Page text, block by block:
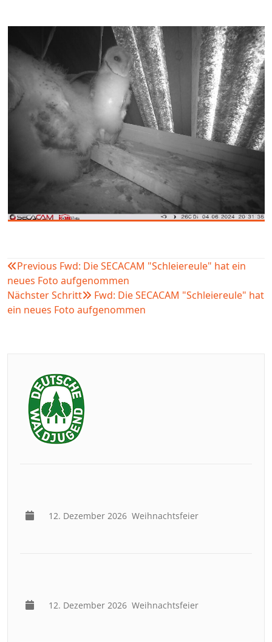
Beitragsnavigation
Previous Fwd: Die SECACAM "Schleiereule" hat ein
neues Foto aufgenommen
Nächster Schritt
Fwd: Die SECACAM "Schleiereule" hat
ein neues Foto aufgenommen
12. Dezember 2026 Weihnachtsfeier
12. Dezember 2026 Weihnachtsfeier